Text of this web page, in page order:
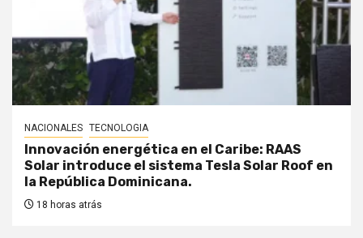
NACIONALES TECNOLOGIA
Innovación energética en el Caribe: RAAS
Solar introduce el sistema Tesla Solar Roof en
la República Dominicana.
18 horas atrás